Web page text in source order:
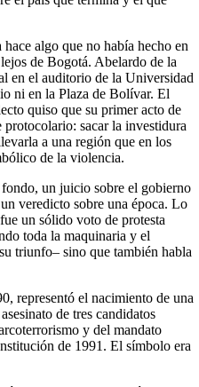
algo que no había hecho en
de Bogotá. Abelardo de la
en el auditorio de la Universidad
ni en la Plaza de Bolívar. El
quiso que su primer acto de
sacar la investidura
a una región que en los
de la violencia.
un juicio sobre el gobierno
veredicto sobre una época. Lo
un sólido voto de protesta
toda la maquinaria y el
triunfo– sino que también habla
representó el nacimiento de una
de tres candidatos
y del mandato
de 1991. El símbolo era